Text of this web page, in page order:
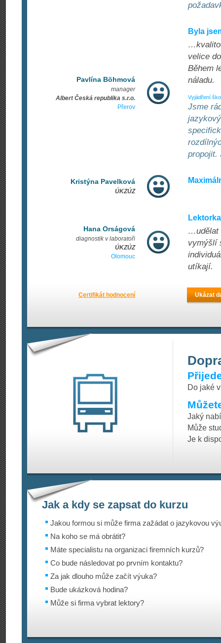
Pavlína Böhmová
manager
Albert Česká republika s.r.o.
Přerov
Byla
velice
Během
náladu.
Vyjádření
Jsme
propojit.
Kristýna Pavelková
ÚKZÚZ
Hana Orságová
diagnostik v laboratoři
ÚKZÚZ
Olomouc
…udělat
vymýšlí
utíkají.
Certifikát hodnocení Ukázat
Do jaké
Jaký
Může
Je k
Jak a kdy se zapsat do kurzu
Jakou formou si může firma zažádat o jazykovou
Na koho se má obrátit?
Máte specialistu na organizaci firemních kurzů?
Co bude následovat po prvním kontaktu?
Za jak dlouho může začít výuka?
Bude ukázková hodina?
Může si firma vybrat lektory?